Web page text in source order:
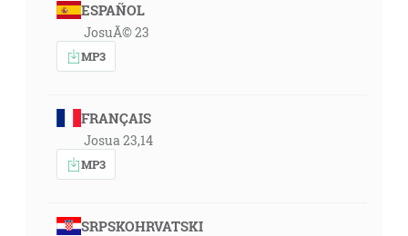
ESPAÑOL
JosuÃ© 23
MP3
FRANÇAIS
Josua 23,14
MP3
SRPSKOHRVATSKI